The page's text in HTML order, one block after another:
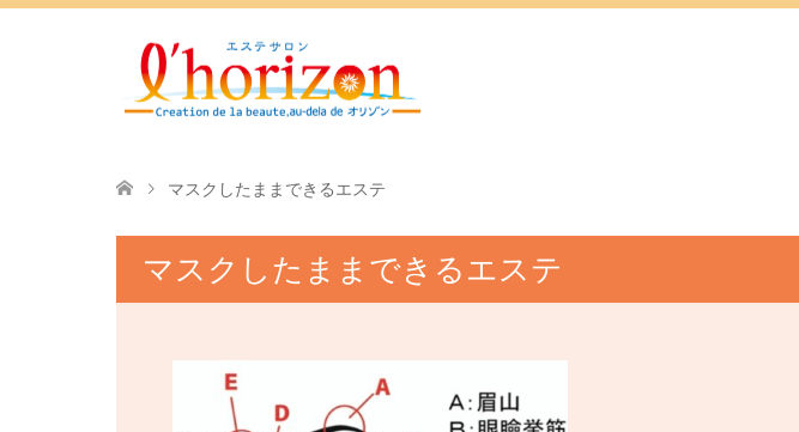
マスクしたままできるエステ
マスクしたままできるエステ